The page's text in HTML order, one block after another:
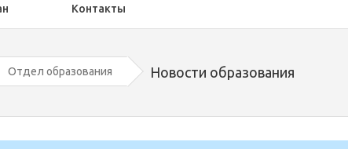
Контакты
Отдел образования Новости образования